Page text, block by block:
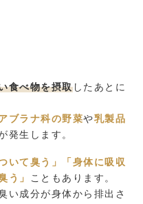
食べ物を摂取したあとに
ブラナ科の野菜や乳製品
発生します。
いて臭う」「身体に吸収
う」
こともあります。
い成分が身体から排出さ